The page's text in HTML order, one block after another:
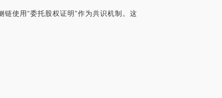
使用“委托股权证明”作为共识机制。这